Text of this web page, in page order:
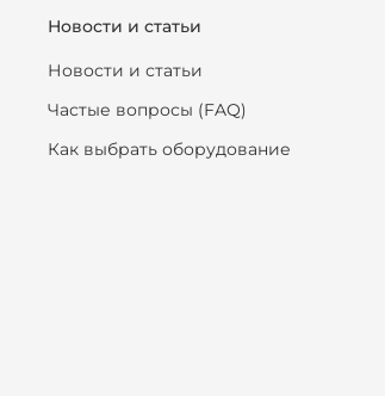
Новости и статьи
Новости и статьи
Частые вопросы (FAQ)
Как выбрать оборудование